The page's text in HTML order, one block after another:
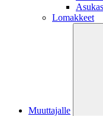
Lomakkeet
Muuttajalle